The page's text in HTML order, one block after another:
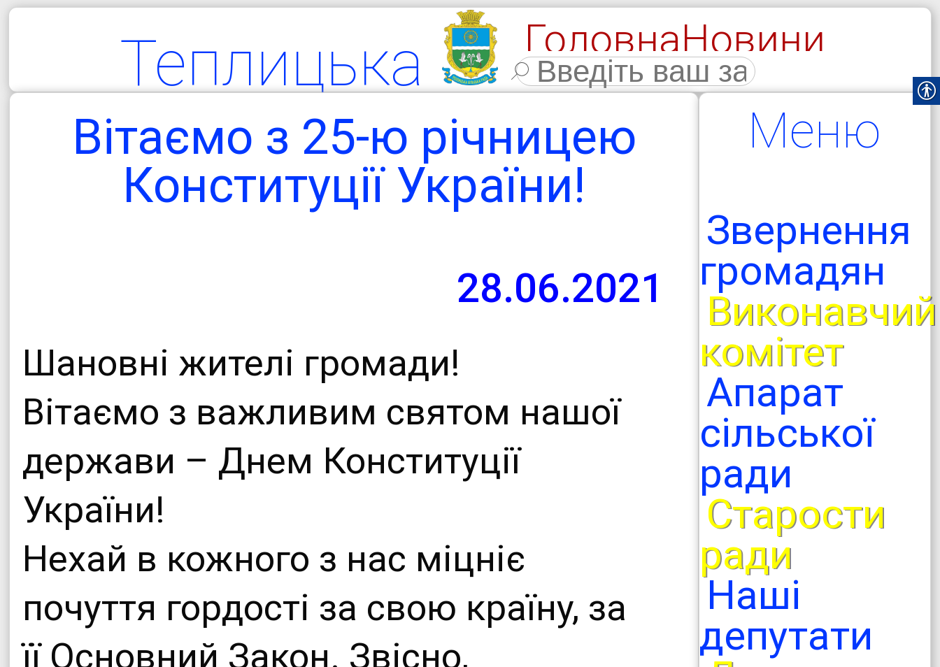
Теплицька
територіальна
громада
Теплицької сільської
ради
ГоловнаНовини
Фотогалерея
Вітаємо з 25-ю річницею
Конституції України!
28.06.2021
Шановні жителі громади!
Вітаємо з важливим святом нашої
держави – Днем Конституції
України!
Нехай в кожного з нас міцніє
почуття гордості за свою країну, за
її Основний Закон. Звісно,
Меню
Звернення
громадян
Виконавчий
комітет
Апарат
сільської
ради
Старости
ради
Наші
депутати